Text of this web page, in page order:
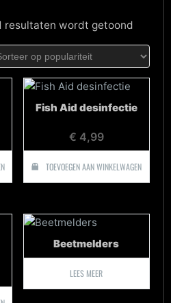
resultaten wordt getoond
Fish Aid desinfectie
€ 4,99
TOEVOEGEN AAN WINKELWAGEN
Beetmelders
LEES MEER